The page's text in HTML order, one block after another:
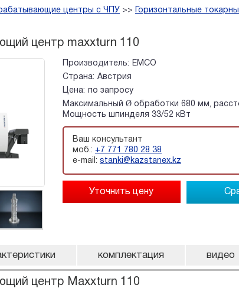
центры с ЧПУ >> Горизонтальные
центр maxxturn 110
Производитель:
EMCO
Страна: Австрия
Цена: по запросу
Максимальный Ø обработки 680 мм,
Мощность шпинделя 33/52 кВт
Ваш консультант
моб.: +7 771 780 28 38
e-mail: stanki@kazstanex.kz
комплектация видео
центр Maxxturn 110